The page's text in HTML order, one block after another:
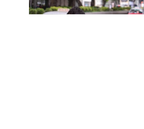
案
1